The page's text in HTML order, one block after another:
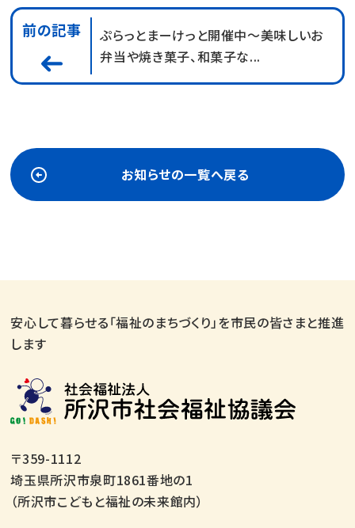
前の記事
ぷらっとまーけっと開催中～美味しいお
弁当や焼き菓子、和菓子な...
お知らせの一覧へ戻る
安心して暮らせる「福祉のまちづくり」を市民の皆さまと推進
します
〒359-1112
埼玉県所沢市泉町1861番地の1
（所沢市こどもと福祉の未来館内）